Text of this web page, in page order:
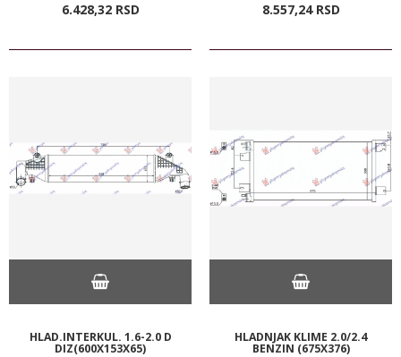
6.428,32 RSD 8.557,24 RSD
HLAD.INTERKUL. 1.6-2.0 D
DIZ(600X153X65)
HLADNJAK KLIME 2.0/2.4
BENZIN (675X376)